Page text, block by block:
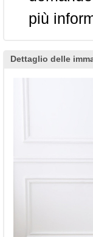
più
Dettaglio delle